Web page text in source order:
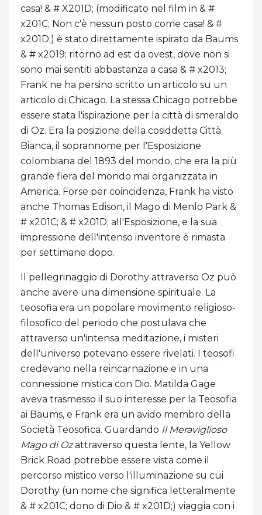
casa! & # X201D; (modificato nel film in & #
x201C; Non c'è nessun posto come casa! & #
x201D;) è stato direttamente ispirato da Baums
& # x2019; ritorno ad est da ovest, dove non si
sono mai sentiti abbastanza a casa & # x2013;
Frank ne ha persino scritto un articolo su un
articolo di Chicago. La stessa Chicago potrebbe
essere stata l'ispirazione per la città di smeraldo
di Oz. Era la posizione della cosiddetta Città
Bianca, il soprannome per l'Esposizione
colombiana del 1893 del mondo, che era la più
grande fiera del mondo mai organizzata in
America. Forse per coincidenza, Frank ha visto
anche Thomas Edison, il Mago di Menlo Park & ​​
# x201C; & # x201D; all'Esposizione, e la sua
impressione dell'intenso inventore è rimasta
per settimane dopo.
Il pellegrinaggio di Dorothy attraverso Oz può
anche avere una dimensione spirituale. La
teosofia era un popolare movimento religioso-
filosofico del periodo che postulava che
attraverso un'intensa meditazione, i misteri
dell'universo potevano essere rivelati. I teosofi
credevano nella reincarnazione e in una
connessione mistica con Dio. Matilda Gage
aveva trasmesso il suo interesse per la Teosofia
ai Baums, e Frank era un avido membro della
Società Teosofica. Guardando Il Meraviglioso
Mago di Ozattraverso questa lente, la Yellow
Brick Road potrebbe essere vista come il
percorso mistico verso l'illuminazione su cui
Dorothy (un nome che significa letteralmente
& # x201C; dono di Dio & # x201D;) viaggia con i